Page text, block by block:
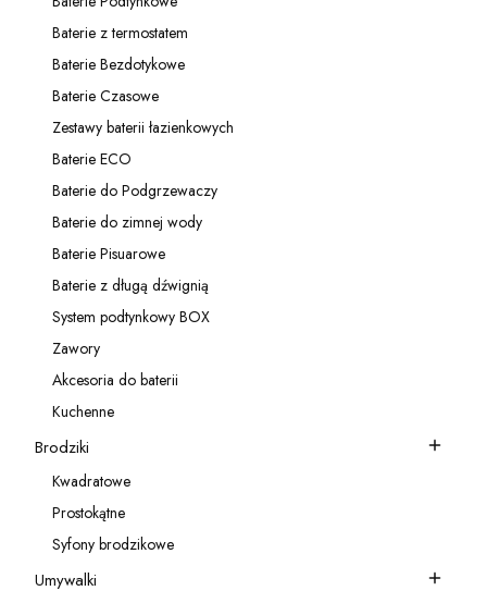
Kategoria - Baterie Podtynkowe
Kategoria - Baterie z termostatem
Baterie z termostatem
Kategoria - Baterie Bezdotykowe
Baterie Bezdotykowe
Kategoria - Baterie Czasowe
Baterie Czasowe
Kategoria - Zestawy baterii łazienkowych
Zestawy baterii łazienkowych
Kategoria - Baterie ECO
Baterie ECO
Kategoria - Baterie do Podgrzewaczy
Baterie do Podgrzewaczy
Kategoria - Baterie do zimnej wody
Baterie do zimnej wody
Kategoria - Baterie Pisuarowe
Baterie Pisuarowe
Kategoria - Baterie z długą dźwignią
Baterie z długą dźwignią
Kategoria - System podtynkowy BOX
System podtynkowy BOX
Kategoria - Zawory
Zawory
Kategoria - Akcesoria do baterii
Akcesoria do baterii
Kategoria - Kuchenne
Kuchenne
Kategoria - Brodziki
Brodziki
Kategoria - Kwadratowe
Kwadratowe
Kategoria - Prostokątne
Prostokątne
Kategoria - Syfony brodzikowe
Syfony brodzikowe
Kategoria - Umywalki
Umywalki